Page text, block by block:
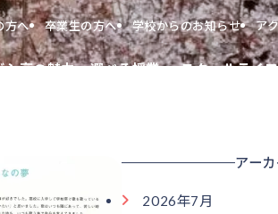
シ高の魅力 選べる授業 スクールライフ
方へ 卒業生の方へ 学校からのお知らせ ア
アー
2026年7月